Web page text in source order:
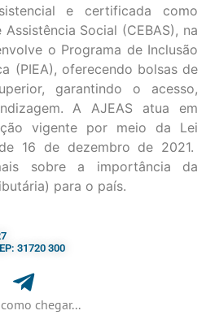
e certificada como
Social (CEBAS), na
o Programa de Inclusão
(PIEA), oferecendo bolsas de
garantindo o acesso,
A AJEAS atua em
vigente por meio da Lei
16 de dezembro de 2021.
sobre a importância da
para o país.
31720 300
chegar...